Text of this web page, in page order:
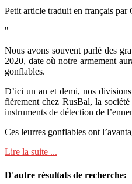
Petit article traduit en français par
"
Nous avons souvent parlé des
2020, date où notre armement
gonflables.
D’ici un an et demi, nos
fièrement chez RusBal, la
instruments de détection de
Ces leurres gonflables ont
Lire la suite ...
D'autre résultats de recherche: